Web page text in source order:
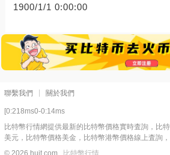
1900/1/1 0:00:00
聯繫我們 關於我們
[0:218ms0-0:14ms
比特幣行情網提供最新的比特幣價格實時査詢，比
美元，比特幣價格美金，比特幣港幣價格線上査詢，
© 2026 hujt.com
比特幣行情